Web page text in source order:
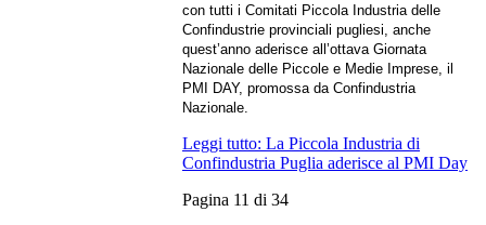
con tutti i Comitati Piccola Industria delle
Confindustrie provinciali pugliesi, anche
quest’anno aderisce all’ottava Giornata
Nazionale delle Piccole e Medie Imprese, il
PMI DAY, promossa da Confindustria
Nazionale.
Leggi tutto: La Piccola Industria di
Confindustria Puglia aderisce al PMI Day
Pagina 11 di 34